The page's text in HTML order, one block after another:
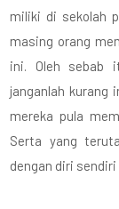
miliki di sekolah
masing orang
ini. Oleh sebab
janganlah kurang
mereka pula
Serta yang
dengan diri sendiri